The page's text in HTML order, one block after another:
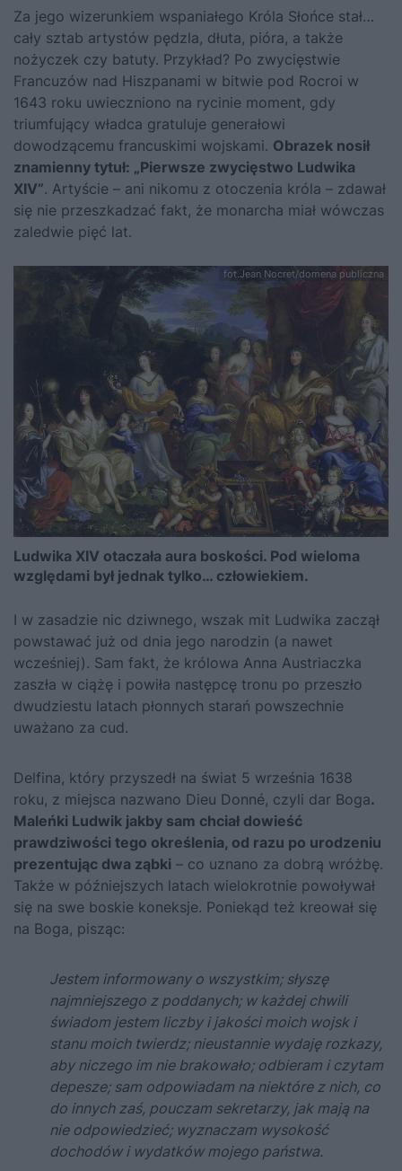
Za jego wizerunkiem wspaniałego Króla Słońce stał…
cały sztab artystów pędzla, dłuta, pióra, a także
nożyczek czy batuty. Przykład? Po zwycięstwie
Francuzów nad Hiszpanami w bitwie pod Rocroi w
1643 roku uwieczniono na rycinie moment, gdy
triumfujący władca gratuluje generałowi
dowodzącemu francuskimi wojskami. Obrazek nosił
znamienny tytuł: „Pierwsze zwycięstwo Ludwika
XIV”. Artyście – ani nikomu z otoczenia króla – zdawał
się nie przeszkadzać fakt, że monarcha miał wówczas
zaledwie pięć lat.
fot.Jean Nocret/domena publiczna
Ludwika XIV otaczała aura boskości. Pod wieloma
względami był jednak tylko… człowiekiem.
I w zasadzie nic dziwnego, wszak mit Ludwika zaczął
powstawać już od dnia jego narodzin (a nawet
wcześniej). Sam fakt, że królowa Anna Austriaczka
zaszła w ciążę i powiła następcę tronu po przeszło
dwudziestu latach płonnych starań powszechnie
uważano za cud.
Delfina, który przyszedł na świat 5 września 1638
roku, z miejsca nazwano Dieu Donné, czyli dar Boga.
Maleńki Ludwik jakby sam chciał dowieść
prawdziwości tego określenia, od razu po urodzeniu
prezentując dwa ząbki – co uznano za dobrą wróżbę.
Także w późniejszych latach wielokrotnie powoływał
się na swe boskie koneksje. Poniekąd też kreował się
na Boga, pisząc:
Jestem informowany o wszystkim; słyszę
najmniejszego z poddanych; w każdej chwili
świadom jestem liczby i jakości moich wojsk i
stanu moich twierdz; nieustannie wydaję rozkazy,
aby niczego im nie brakowało; odbieram i czytam
depesze; sam odpowiadam na niektóre z nich, co
do innych zaś, pouczam sekretarzy, jak mają na
nie odpowiedzieć; wyznaczam wysokość
dochodów i wydatków mojego państwa.